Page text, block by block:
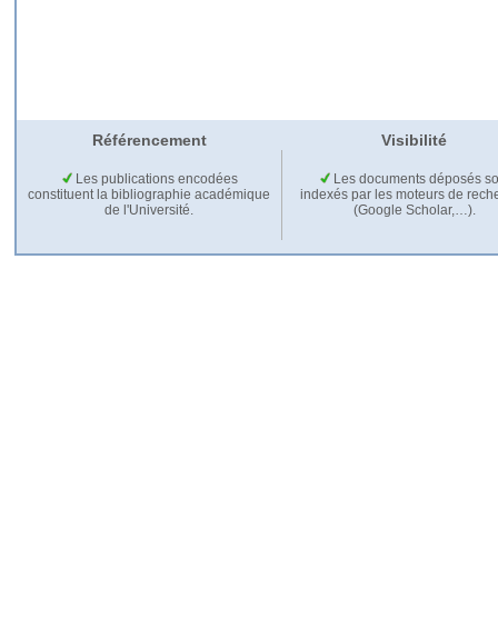
Référencement Visibilité
Les publications encodées
constituent la bibliographie académique
de l'Université.
Les documents déposés
indexés par les moteurs de
(Google Scholar,…).